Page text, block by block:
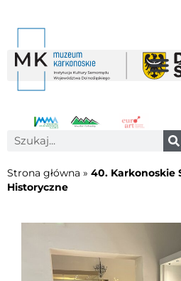
Strona główna » 40. Karkonoskie
Historyczne